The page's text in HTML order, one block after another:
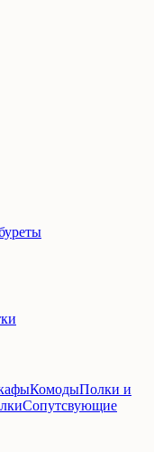
КомодыПолки и
Сопутсвующие